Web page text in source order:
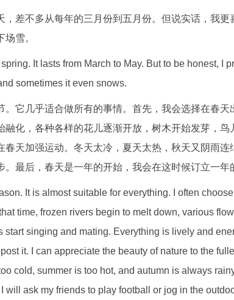
，差不多从每年的三月份到五月份。但说实话，我
雪。
It lasts from March to May. But to be honest, I
sometimes it even snows.
。它几乎适合做所有的事情。首先，我会选择在春
融化，各种各样的花儿逐渐开放，树木开始发芽，
春天加强运动。冬天太冷，夏天太热，秋天又阴雨
最后，春天是一年的开始，我会在这时候订立一年
It is almost suitable for everything. I often
time, frozen rivers begin to melt down, various
start singing and mating. Everything is lively and
it. I can appreciate the beauty of nature to the
cold, summer is too hot, and autumn is always
will ask my friends to play football or jog in the